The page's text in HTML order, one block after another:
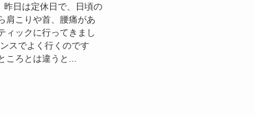
昨日は定休日で、日頃の
肩こりや首、腰痛があ
ィックに行ってきまし
スでよく行くのです
ころとは違うと...